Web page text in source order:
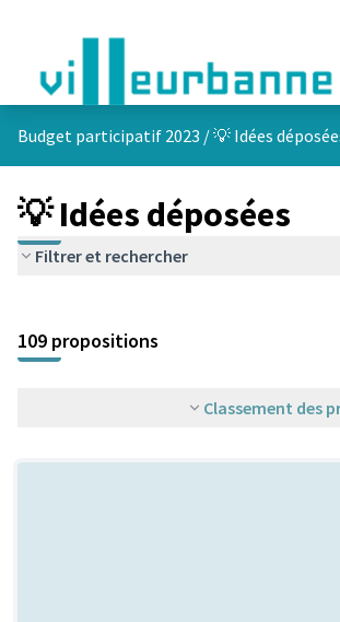
Budget participatif 2023 /💡 Idées
💡 Idées déposées
Filtrer et rechercher
+
−
109 propositions
Classement des